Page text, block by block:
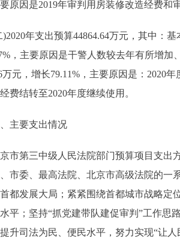
原因是2019年审判用房装修改造经费和
年支出预算44864.64万元，其中：基
，主要原因是干警人数较去年有所增加
万元，增长79.11%，主要原因是：2020
费结转至2020年度继续使用。
要支出情况
第三中级人民法院部门预算项目支出方
市委、最高法院、北京市高级法院的一
都发展大局；紧紧围绕首都城市战略定
平；坚持“抓党建带队建促审判”工作思
升司法为民、便民水平，努力实现“让